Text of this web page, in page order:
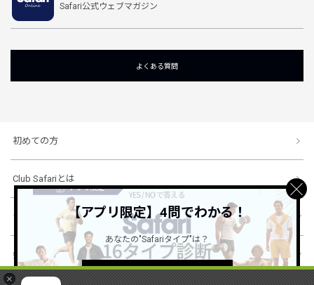
×
Safari公式ウェブマガジン
よくある質問
初めての方
Club Safariとは
ショッピングガイド
会社概要・規約
【アプリ限定】4問でわかる！
あなたの"Safariタイプ"は？
詳しくはこちら ＞